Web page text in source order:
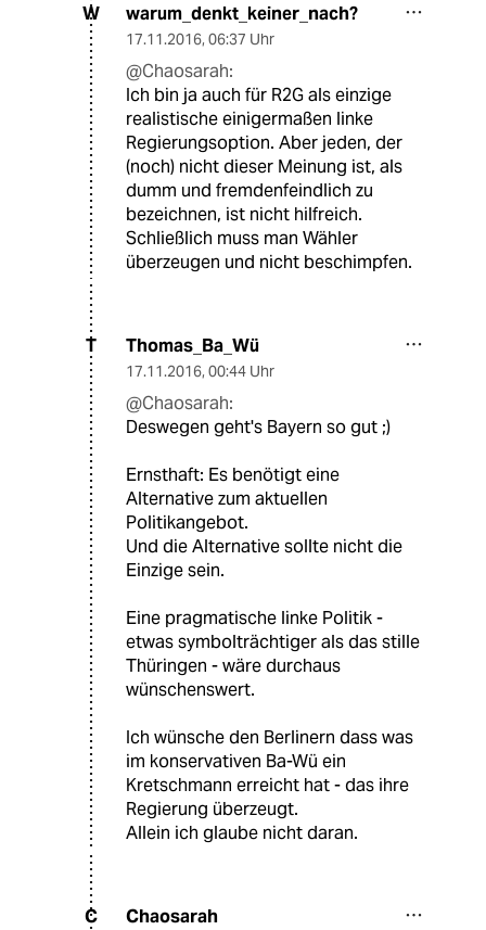
W warum_denkt_keiner_nach?
17.11.2016, 06:37 Uhr
@Chaosarah:
Ich bin ja auch für R2G als einzige
realistische einigermaßen linke
Regierungsoption. Aber jeden, der
(noch) nicht dieser Meinung ist, als
dumm und fremdenfeindlich zu
bezeichnen, ist nicht hilfreich.
Schließlich muss man Wähler
überzeugen und nicht beschimpfen.
T Thomas_Ba_Wü
17.11.2016, 00:44 Uhr
@Chaosarah:
Deswegen geht's Bayern so gut ;)
Ernsthaft: Es benötigt eine
Alternative zum aktuellen
Politikangebot.
Und die Alternative sollte nicht die
Einzige sein.
Eine pragmatische linke Politik -
etwas symbolträchtiger als das stille
Thüringen - wäre durchaus
wünschenswert.
Ich wünsche den Berlinern dass was
im konservativen Ba-Wü ein
Kretschmann erreicht hat - das ihre
Regierung überzeugt.
Allein ich glaube nicht daran.
C Chaosarah